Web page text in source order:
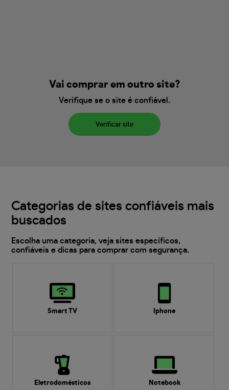
Vai comprar em outro site?
Verifique se o site é confiável.
Verificar site
Categorias de sites confiáveis mais
buscados
Escolha uma categoria, veja sites específicos,
confiáveis e dicas para comprar com segurança.
Smart TV Iphone
Eletrodomésticos Notebook